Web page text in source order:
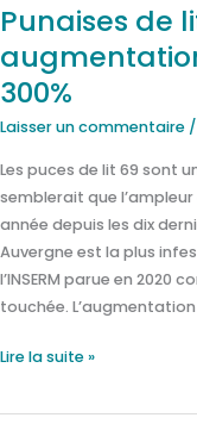
Punaises de
300%
Laisser un commentaire /
Les puces de lit 69 sont
semblerait que
année depuis les dix
Auvergne est la plus
l’INSERM parue en 2020
touchée.
300%
Lire la suite »